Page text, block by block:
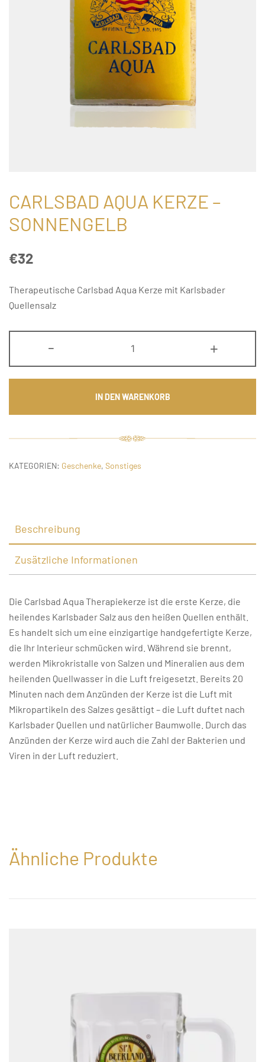
CARLSBAD AQUA KERZE –
SONNENGELB
€32
Therapeutische Carlsbad Aqua Kerze mit Karlsbader
Quellensalz
-
Aqua
Kerze
Sonnengelb
Menge
+
IN DEN WARENKORB
KATEGORIEN: Geschenke, Sonstiges
Beschreibung
Zusätzliche Informationen
Die Carlsbad Aqua Therapiekerze ist die erste Kerze, die
heilendes Karlsbader Salz aus den heißen Quellen enthält.
Es handelt sich um eine einzigartige handgefertigte Kerze,
die Ihr Interieur schmücken wird. Während sie brennt,
werden Mikrokristalle von Salzen und Mineralien aus dem
heilenden Quellwasser in die Luft freigesetzt. Bereits 20
Minuten nach dem Anzünden der Kerze ist die Luft mit
Mikropartikeln des Salzes gesättigt – die Luft duftet nach
Karlsbader Quellen und natürlicher Baumwolle. Durch das
Anzünden der Kerze wird auch die Zahl der Bakterien und
Viren in der Luft reduziert.
Ähnliche Produkte